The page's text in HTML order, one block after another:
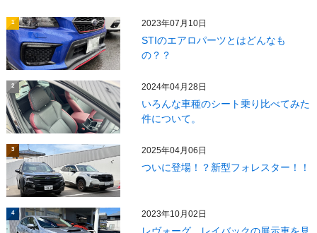
1 2023年07月10日
STIのエアロパーツとはどんなも
の？？
2 2024年04月28日
いろんな車種のシート乗り比べてみた
件について。
3 2025年04月06日
ついに登場！？新型フォレスター！！
4 2023年10月02日